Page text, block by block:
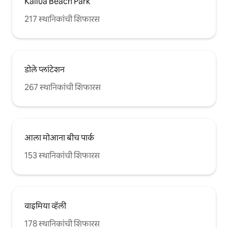
217 स्थानिकांची शिफारस
डोले प्लांटेशन
267 स्थानिकांची शिफारस
आला मोआना बीच पार्क
153 स्थानिकांची शिफारस
वाइमिया व्हॅली
178 स्थानिकांची शिफारस